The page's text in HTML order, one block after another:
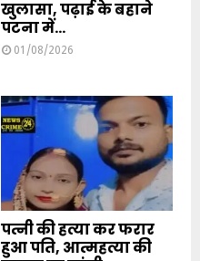
खुलासा, पढ़ाई के बहाने
पटना में...
01/08/2026
पत्नी की हत्या कर फरार
हुआ पति, आत्महत्या की